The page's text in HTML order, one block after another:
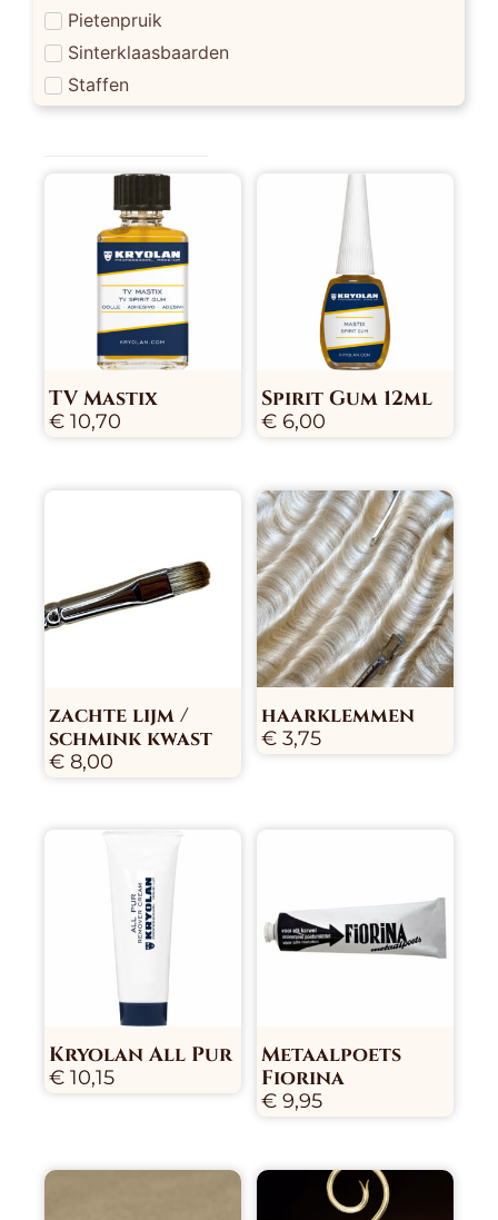
Pietenpruik
Sinterklaasbaarden
Staffen
TV Mastix
€ 10,70
Spirit Gum 12ml
€ 6,00
zachte lijm /
schmink kwast
€ 8,00
haarklemmen
€ 3,75
Kryolan All Pur
€ 10,15
Metaalpoets
Fiorina
€ 9,95